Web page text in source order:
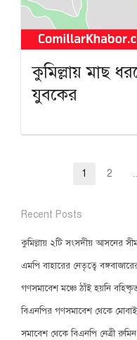
কুমিল্লায় মাছ
যুবকের
Page
1 Page
2
Recent Posts
কুমিল্লায় ২টি সংসদীয় আসনের
এমপি বাহারের নেতৃত্বে
গণসমাবেশ মঞ্চে ঠাঁই হয়নি
বিএনপির গণসমাবেশ থেকে
সমাবেশ থেকে বিএনপি নেত্রী